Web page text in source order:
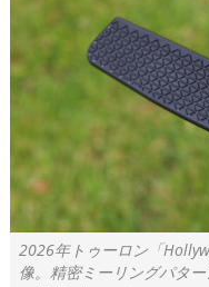
2026年トゥーロン「
像。精密ミーリングパタ